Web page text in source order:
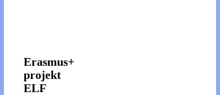
Erasmus+
projekt
ELF